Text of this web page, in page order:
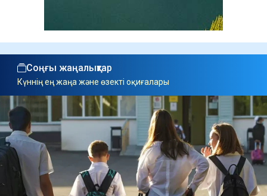
Соңғы жаңалықтар
Күннің ең жаңа және өзекті оқиғалары